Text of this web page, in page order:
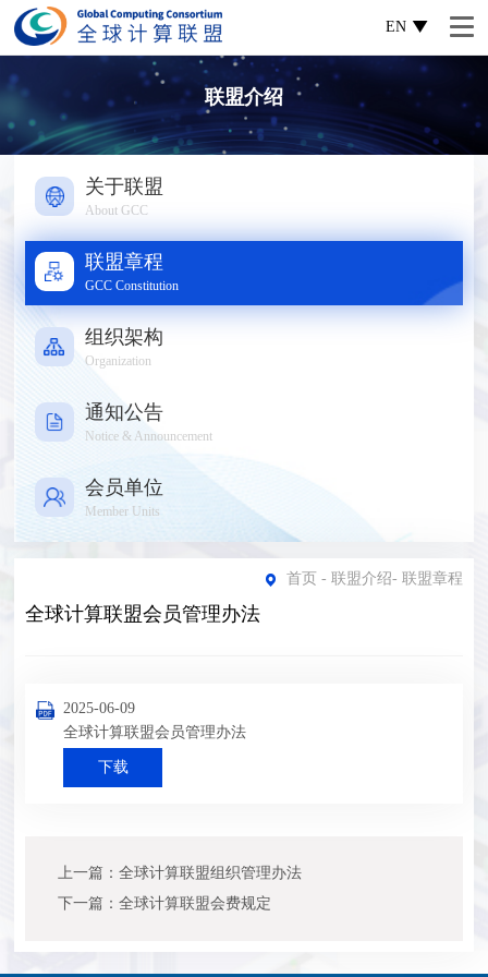
EN
联盟介绍
关于联盟
About GCC
联盟章程
GCC Constitution
组织架构
Organization
通知公告
Notice & Announcement
会员单位
Member Units
首页 - 联盟介绍- 联盟章程
全球计算联盟会员管理办法
2025-06-09
全球计算联盟会员管理办法
下载
上一篇：全球计算联盟组织管理办法
下一篇：全球计算联盟会费规定